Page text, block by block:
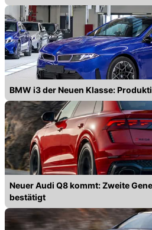
BMW i3 der Neuen Klasse:
Neuer Audi Q8 kommt: Zweite
bestätigt